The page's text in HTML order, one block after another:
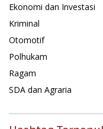
Ekonomi dan Investasi
Kriminal
Otomotif
Polhukam
Ragam
SDA dan Agraria